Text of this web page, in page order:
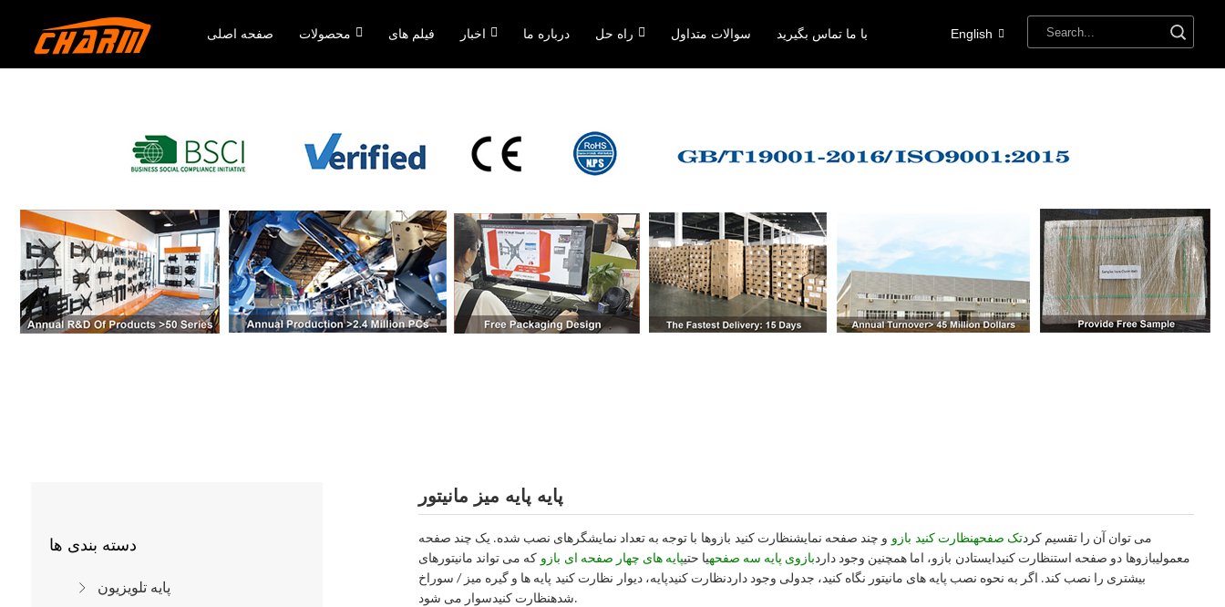
صفحه اصلی محصولات فیلم های اخبار درباره ما راه حل سوالات متداول با ما تماس بگیرید English
دسته بندی ها
پایه تلویزیون
پایه پایه میز مانیتور
می توان آن را تقسیم کردتک صفحهنظارت کنید بازو و چند صفحه نمایشنظارت کنید بازوها با توجه به تعداد نمایشگرهای نصب شده. یک چند صفحه
معمولیبازوها دو صفحه استنظارت کنیدایستادن بازو، اما همچنین وجود داردبازوی پایه سه صفحهیا حتیپایه های چهار صفحه ای بازو که می تواند مانیتورهای
بیشتری را نصب کند. اگر به نحوه نصب پایه های مانیتور نگاه کنید، جدولی وجود داردنظارت کنیدپایه، دیوار نظارت کنید پایه ها و گیره میز / سوراخ
شدهنظارت کنید سوار می شود.